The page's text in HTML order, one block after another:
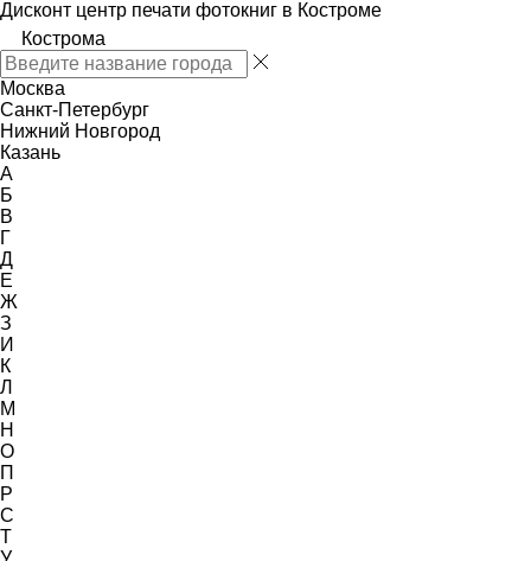
Дисконт центр печати фотокниг в Костроме
Кострома
Москва
Санкт-Петербург
Нижний Новгород
Казань
А
Б
В
Г
Д
Е
Ж
З
И
К
Л
М
Н
О
П
Р
С
Т